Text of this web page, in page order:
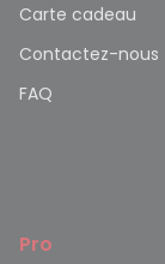
Carte cadeau
Contactez-nous
FAQ
Pro